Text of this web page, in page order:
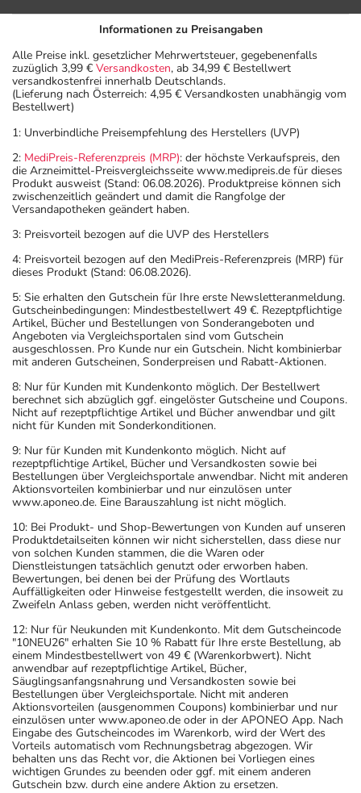
Informationen zu Preisangaben
Alle Preise inkl. gesetzlicher Mehrwertsteuer, gegebenenfalls
zuzüglich 3,99 € Versandkosten, ab 34,99 € Bestellwert
versandkostenfrei innerhalb Deutschlands.
(Lieferung nach Österreich: 4,95 € Versandkosten unabhängig vom
Bestellwert)
1: Unverbindliche Preisempfehlung des Herstellers (UVP)
2: MediPreis-Referenzpreis (MRP): der höchste Verkaufspreis, den
die Arzneimittel-Preisvergleichsseite www.medipreis.de für dieses
Produkt ausweist (Stand: 06.08.2026). Produktpreise können sich
zwischenzeitlich geändert und damit die Rangfolge der
Versandapotheken geändert haben.
3: Preisvorteil bezogen auf die UVP des Herstellers
4: Preisvorteil bezogen auf den MediPreis-Referenzpreis (MRP) für
dieses Produkt (Stand: 06.08.2026).
5: Sie erhalten den Gutschein für Ihre erste Newsletteranmeldung.
Gutscheinbedingungen: Mindestbestellwert 49 €. Rezeptpflichtige
Artikel, Bücher und Bestellungen von Sonderangeboten und
Angeboten via Vergleichsportalen sind vom Gutschein
ausgeschlossen. Pro Kunde nur ein Gutschein. Nicht kombinierbar
mit anderen Gutscheinen, Sonderpreisen und Rabatt-Aktionen.
8: Nur für Kunden mit Kundenkonto möglich. Der Bestellwert
berechnet sich abzüglich ggf. eingelöster Gutscheine und Coupons.
Nicht auf rezeptpflichtige Artikel und Bücher anwendbar und gilt
nicht für Kunden mit Sonderkonditionen.
9: Nur für Kunden mit Kundenkonto möglich. Nicht auf
rezeptpflichtige Artikel, Bücher und Versandkosten sowie bei
Bestellungen über Vergleichsportale anwendbar. Nicht mit anderen
Aktionsvorteilen kombinierbar und nur einzulösen unter
www.aponeo.de. Eine Barauszahlung ist nicht möglich.
10: Bei Produkt- und Shop-Bewertungen von Kunden auf unseren
Produktdetailseiten können wir nicht sicherstellen, dass diese nur
von solchen Kunden stammen, die die Waren oder
Dienstleistungen tatsächlich genutzt oder erworben haben.
Bewertungen, bei denen bei der Prüfung des Wortlauts
Auffälligkeiten oder Hinweise festgestellt werden, die insoweit zu
Zweifeln Anlass geben, werden nicht veröffentlicht.
12: Nur für Neukunden mit Kundenkonto. Mit dem Gutscheincode
"10NEU26" erhalten Sie 10 % Rabatt für Ihre erste Bestellung, ab
einem Mindestbestellwert von 49 € (Warenkorbwert). Nicht
anwendbar auf rezeptpflichtige Artikel, Bücher,
Säuglingsanfangsnahrung und Versandkosten sowie bei
Bestellungen über Vergleichsportale. Nicht mit anderen
Aktionsvorteilen (ausgenommen Coupons) kombinierbar und nur
einzulösen unter www.aponeo.de oder in der APONEO App. Nach
Eingabe des Gutscheincodes im Warenkorb, wird der Wert des
Vorteils automatisch vom Rechnungsbetrag abgezogen. Wir
behalten uns das Recht vor, die Aktionen bei Vorliegen eines
wichtigen Grundes zu beenden oder ggf. mit einem anderen
Gutschein bzw. durch eine andere Aktion zu ersetzen.